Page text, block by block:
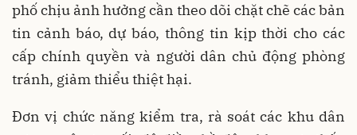
phố chịu ảnh hưởng cần theo dõi chặt chẽ các bản
tin cảnh báo, dự báo, thông tin kịp thời cho các
cấp chính quyền và người dân chủ động phòng
tránh, giảm thiểu thiệt hại.
Đơn vị chức năng kiểm tra, rà soát các khu dân